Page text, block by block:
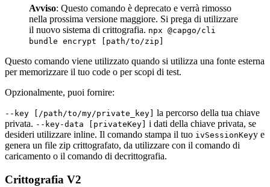
Avviso: Questo comando è deprecato e verrà rimosso
nella prossima versione maggiore. Si prega di utilizzare
il nuovo sistema di crittografia. npx @capgo/cli
bundle encrypt [path/to/zip]
Questo comando viene utilizzato quando si utilizza una fonte esterna
per memorizzare il tuo code o per scopi di test.
Opzionalmente, puoi fornire:
--key [/path/to/my/private_key]
la percorso della tua chiave
privata. --key-data [privateKey]
i dati della chiave privata, se
desideri utilizzare inline. Il comando stampa il tuo ivSessionKeyy e
genera un file zip crittografato, da utilizzare con il comando di
caricamento o il comando di decrittografia.
Crittografia V2